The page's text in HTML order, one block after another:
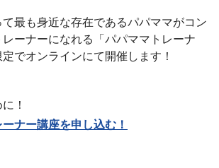
最も身近な存在であるパパママがコン
ーナーになれる「パパママトレーナ
でオンラインにて開催します！
！
ナー講座を申し込む！